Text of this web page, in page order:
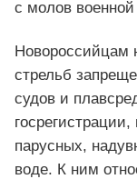
с молов военной
Новороссийцам
стрельб
судов и
парусных,
воде. К ним